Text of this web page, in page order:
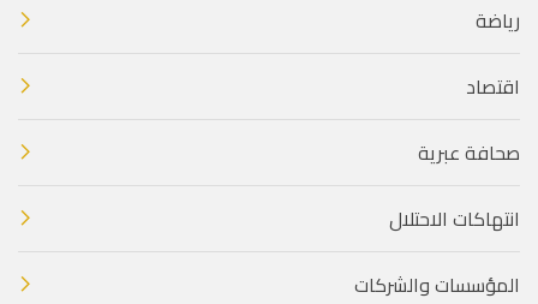
رياضة
اقتصاد
صحافة عبرية
انتهاكات الاحتلال
المؤسسات والشركات